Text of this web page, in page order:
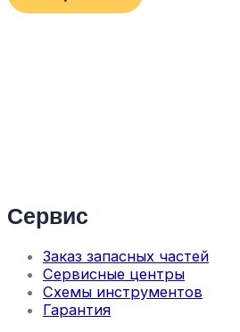
Сервис
Заказ запасных частей
Сервисные центры
Схемы инструментов
Гарантия